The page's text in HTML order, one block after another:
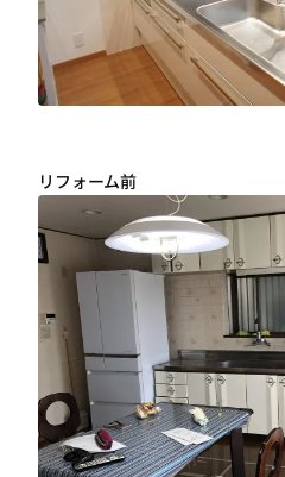
リフォーム前